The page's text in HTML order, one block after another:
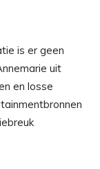
is er geen
uit
en losse